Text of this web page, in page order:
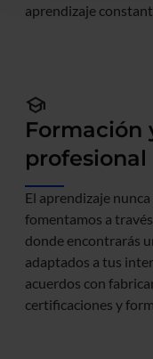
aprendizaje
Formación
profesional
school
El aprendizaje
fomentamos a
donde encontrarás
adaptados a tus
acuerdos con
certificaciones y